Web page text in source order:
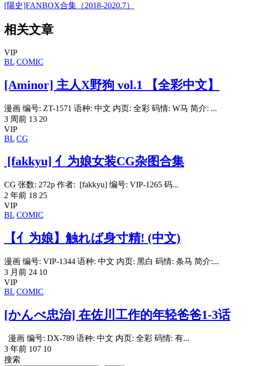
[陽史]FANBOX合集（2018-2020.7）
相关文章
VIP
BL COMIC
[Aminor] 主人X野狗 vol.1 【全彩中文】
漫画 编号: ZT-1571 语种: 中文 内页: 全彩 码情: W马 简介: ...
3 周前 13 20
VIP
BL CG
[fakkyu] 亻为娘女装CG杂图合集
CG 张数: 272p 作者: [fakkyu] 编号: VIP-1265 码...
2 年前 18 25
VIP
BL COMIC
【亻为娘】触れば身寸精! (中文)
漫画 编号: VIP-1344 语种: 中文 内页: 黑白 码情: 条马 简介:...
3 月前 24 10
VIP
BL COMIC
[かんべ忠治] 在佐川工作的年轻爸爸1-3话
漫画 编号: DX-789 语种: 中文 内页: 全彩 码情: 有...
3 年前 107 10
搜索